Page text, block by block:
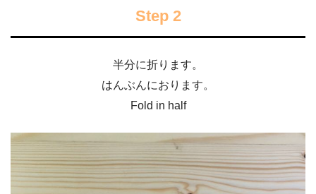
Step 2
半分に折ります。
はんぶんにおります。
Fold in half